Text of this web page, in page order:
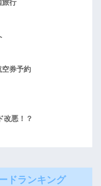
旅行
空券予約
改悪！？
ドランキング